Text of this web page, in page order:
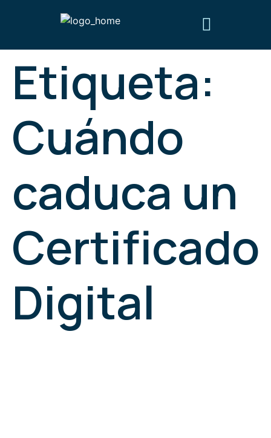
Etiqueta:
Cuándo
caduca un
Certificado
Digital